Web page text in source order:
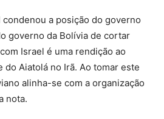
condenou a posição do governo
governo da Bolívia de cortar
Israel é uma rendição ao
Aiatolá no Irã. Ao tomar este
alinha-se com a organização
nota.